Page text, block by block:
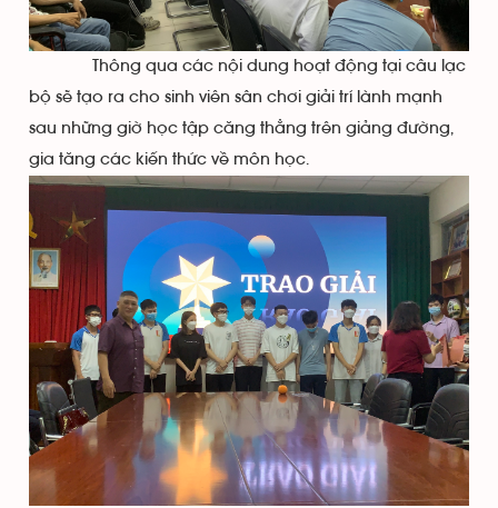
Thông qua các nội dung hoạt động tại câu lạc
bộ sẽ tạo ra cho sinh viên sân chơi giải trí lành mạnh
sau những giờ học tập căng thẳng trên giảng đường,
gia tăng các kiến thức về môn học.